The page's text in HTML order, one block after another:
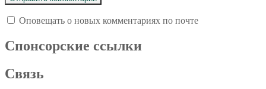
Оповещать о новых комментариях по почте
Спoнcopcкиe ссылки
Связь